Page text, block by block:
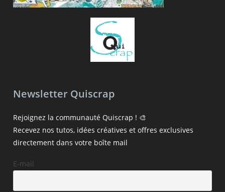
Newsletter Quiscrap
Rejoignez la communauté Quiscrap ! 🎨
Recevez nos tutos, idées créatives et offres exclusives
directement dans votre boîte mail
E-mail